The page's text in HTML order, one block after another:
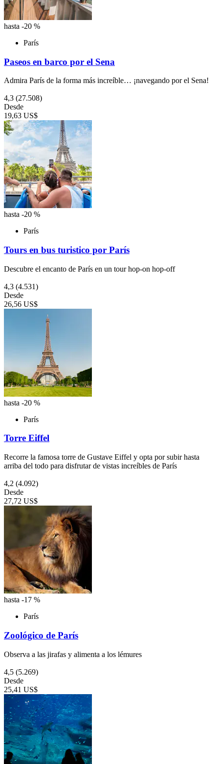
hasta -20 %
París
Paseos en barco por el Sena
Admira París de la forma más increíble… ¡navegando por el Sena!
4,3 (27.508)
Desde
19,63 US$
hasta -20 %
París
Tours en bus turistico por París
Descubre el encanto de París en un tour hop-on hop-off
4,3 (4.531)
Desde
26,56 US$
hasta -20 %
París
Torre Eiffel
Recorre la famosa torre de Gustave Eiffel y opta por subir hasta
arriba del todo para disfrutar de vistas increíbles de París
4,2 (4.092)
Desde
27,72 US$
hasta -17 %
París
Zoológico de París
Observa a las jirafas y alimenta a los lémures
4,5 (5.269)
Desde
25,41 US$